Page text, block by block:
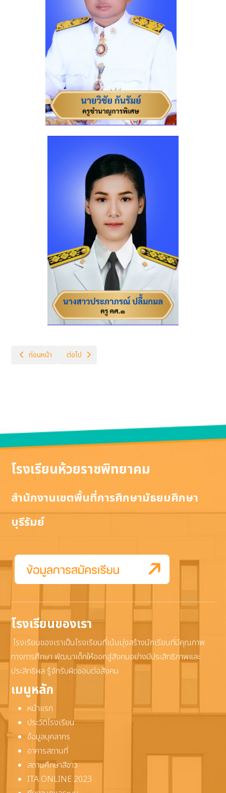
เนื้อหาก่อนหน้า: สุขศึกษาและพลศึกษา
ก่อนหน้า เนื้อหาถัดไป: วิทยาศาสตร์และเทคโนโลยี
ต่อไป
โรงเรียนห้วยราชพิทยาคม
สำนักงานเขตพื้นที่การศึกษามัธยมศึกษา
บุรีรัมย์
โรงเรียนของเรา
โรงเรียนของเราเป็นโรงเรียนที่เน้นมุ่งสร้างนักเรียนที่มีคุณภาพ
ทางการศึกษา พัฒนาเด็กให้ออกสู่สังคมอย่างมีประสิทธิภาพและ
ประสิทธิผล รู้จักรับผิดชอบต่อสังคม
เมนูหลัก
หน้าแรก
ประวัติโรงเรียน
ข้อมูลบุคลากร
อาคารสถานที่
สถานศึกษาสีขาว
ITA ONLINE 2023